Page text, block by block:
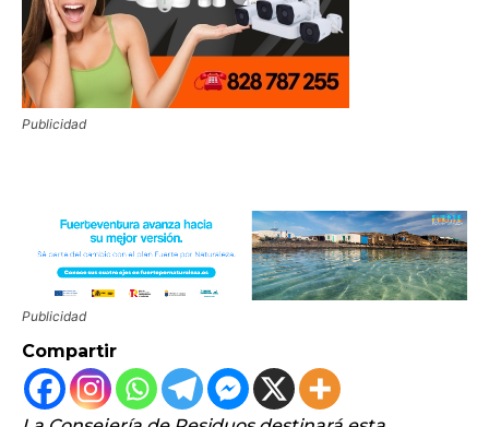
Publicidad
Publicidad
Compartir